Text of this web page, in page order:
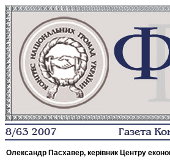
Олександр Пасхавер, керівник Центру